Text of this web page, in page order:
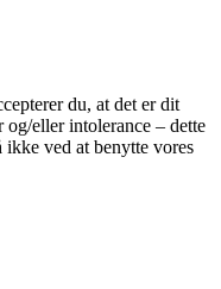
du, at det er dit
og/eller intolerance – dette
ikke ved at benytte vores